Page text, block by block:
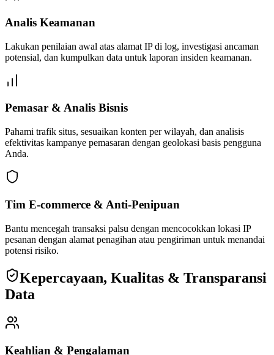
Analis Keamanan
Lakukan penilaian awal atas alamat IP di log, investigasi ancaman
potensial, dan kumpulkan data untuk laporan insiden keamanan.
Pemasar & Analis Bisnis
Pahami trafik situs, sesuaikan konten per wilayah, dan analisis
efektivitas kampanye pemasaran dengan geolokasi basis pengguna
Anda.
Tim E-commerce & Anti-Penipuan
Bantu mencegah transaksi palsu dengan mencocokkan lokasi IP
pesanan dengan alamat penagihan atau pengiriman untuk menandai
potensi risiko.
Kepercayaan, Kualitas & Transparansi
Data
Keahlian & Pengalaman